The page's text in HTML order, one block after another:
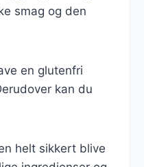
smag og den
en glutenfri
kan du
helt sikkert blive